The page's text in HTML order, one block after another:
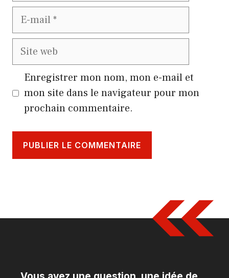
E-
Site
Enregistrer mon nom, mon e-mail et
mon site dans le navigateur pour mon
prochain commentaire.